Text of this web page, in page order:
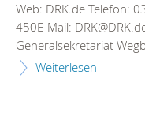
Web: DRK.de Telefon:
450E-Mail:
Generalsekretariat
Weiterlesen